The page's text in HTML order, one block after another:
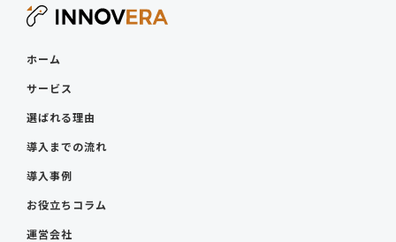
ホーム
サービス
選ばれる理由
導入までの流れ
導入事例
お役立ちコラム
運営会社